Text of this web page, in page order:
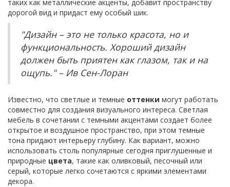
таких как металлические акценты, добавит пространству
дорогой вид и придаст ему особый шик.
"Дизайн – это не только красота, но и
функциональность. Хороший дизайн
должен быть приятен как глазом, так и на
ощупь." – Ив Сен-Лоран
Известно, что светлые и темные оттенки могут работать
совместно для создания визуального интереса. Светлая
мебель в сочетании с темными акцентами создает более
открытое и воздушное пространство, при этом темные
тона придают интерьеру глубину. Как вариант, можно
использовать столь популярные сегодня приглушенные и
природные цвета, такие как оливковый, песочный или
серый, которые легко сочетаются с яркими элементами
декора.